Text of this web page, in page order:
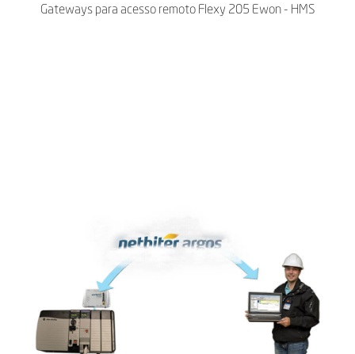
Gateways para acesso remoto Flexy 205 Ewon - HMS